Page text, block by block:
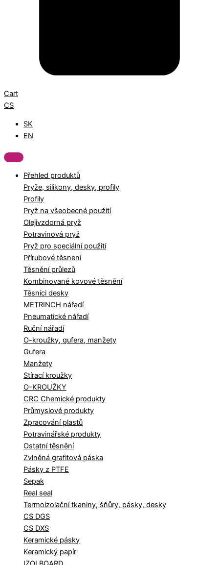
Cart
CS
SK
EN
Přehled produktů
Pryže, silikony, desky, profily
Profily
Pryž na všeobecné použití
Olejivzdorná pryž
Potravinová pryž
Pryž pro speciální použití
Přírubové těsnení
Těsnění průlezů
Kombinované kovové těsnění
Těsníci desky
METRINCH nářadí
Pneumatické nářadí
Ruční nářadí
O-kroužky, gufera, manžety
Gufera
Manžety
Stírací kroužky
O-KROUŽKY
CRC Chemické produkty
Průmyslové produkty
Zpracování plastů
Potravinářské produkty
Ostatní těsnění
Zvlněná grafitová páska
Pásky z PTFE
Sepak
Real seal
Termoizolační tkaniny, šňůry, pásky, desky
CS DGS
CS DXS
Keramické pásky
Keramický papír